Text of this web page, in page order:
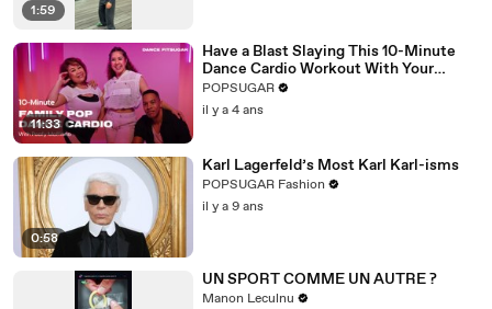
1:59
11:33
Have a Blast Slaying This 10-Minute
Dance Cardio Workout With Your
Family
POPSUGAR
il y a 4 ans
0:58
Karl Lagerfeld’s Most Karl Karl-isms
POPSUGAR Fashion
il y a 9 ans
UN SPORT COMME UN AUTRE ?
Manon Leculnu